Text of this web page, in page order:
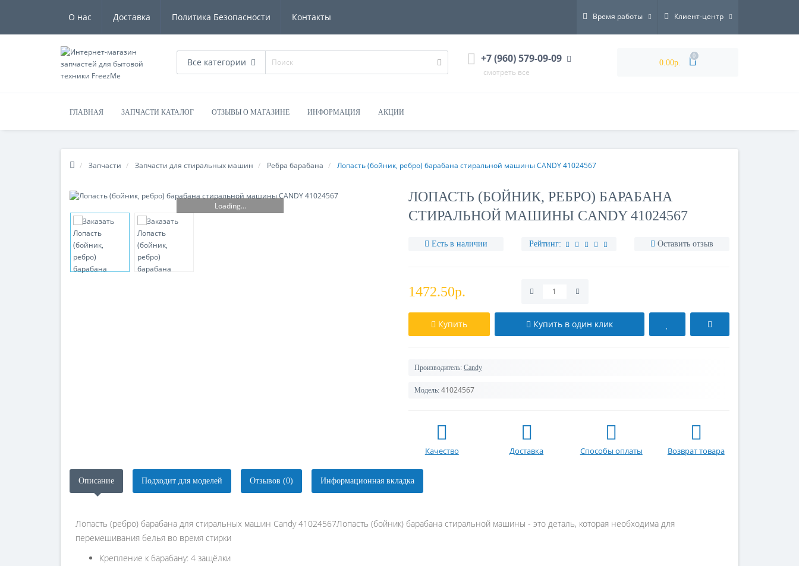
О нас Доставка Политика Безопасности Контакты Время работы Клиент-центр
Все категории +7 (960) 579-09-09
смотреть все
0.00р.
0
ГЛАВНАЯ ЗАПЧАСТИ КАТАЛОГ ОТЗЫВЫ О МАГАЗИНЕ ИНФОРМАЦИЯ АКЦИИ
Запчасти Запчасти для стиральных машин Ребра барабана Лопасть (бойник, ребро) барабана стиральной машины CANDY 41024567
Loading...
ЛОПАСТЬ (БОЙНИК, РЕБРО) БАРАБАНА
СТИРАЛЬНОЙ МАШИНЫ CANDY 41024567
Есть в наличии Рейтинг: Оставить отзыв
1472.50р.
Купить Купить в один клик
Производитель: Candy
Модель: 41024567
Качество Доставка Способы оплаты Возврат товара
Описание Подходит для моделей Отзывов (0) Информационная вкладка
Лопасть (ребро) барабана для стиральных машин Candy 41024567Лопасть (бойник) барабана стиральной машины - это деталь, которая необходима для
перемешивания белья во время стирки
Крепление к барабану: 4 защёлки